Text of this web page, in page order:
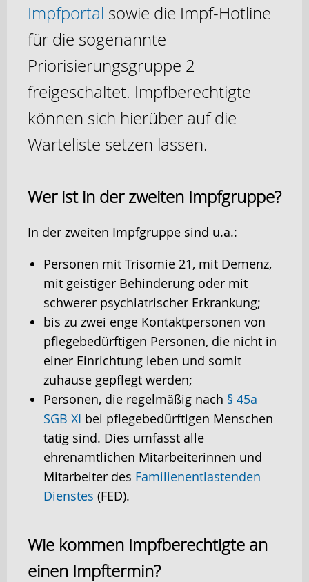
Impfportal sowie die Impf-Hotline
für die sogenannte
Priorisierungsgruppe 2
freigeschaltet. Impfberechtigte
können sich hierüber auf die
Warteliste setzen lassen.
Wer ist in der zweiten Impfgruppe?
In der zweiten Impfgruppe sind u.a.:
Personen mit Trisomie 21, mit Demenz,
mit geistiger Behinderung oder mit
schwerer psychiatrischer Erkrankung;
bis zu zwei enge Kontaktpersonen von
pflegebedürftigen Personen, die nicht in
einer Einrichtung leben und somit
zuhause gepflegt werden;
Personen, die regelmäßig nach § 45a
SGB XI bei pflegebedürftigen Menschen
tätig sind. Dies umfasst alle
ehrenamtlichen Mitarbeiterinnen und
Mitarbeiter des Familienentlastenden
Dienstes (FED).
Wie kommen Impfberechtigte an
einen Impftermin?